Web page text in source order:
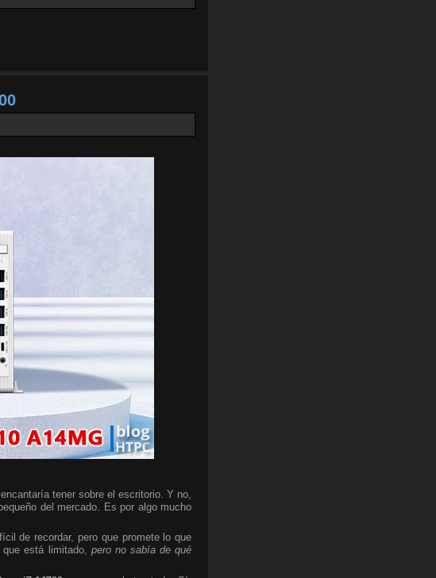
tener sobre el escritorio. Y no,
del mercado. Es por algo mucho
de recordar, pero que promete lo que
está limitado, pero no sabía de qué